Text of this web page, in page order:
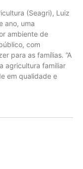
(Seagri), Luiz
ano, uma
ambiente de
com
para as famílias. ”A
agricultura familiar
em qualidade e